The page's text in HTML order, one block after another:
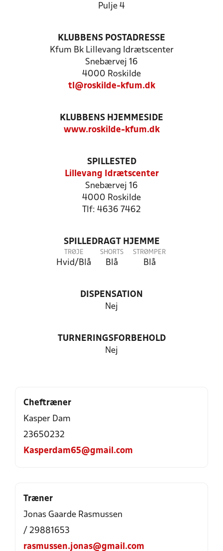
Pulje 4
KLUBBENS POSTADRESSE
Kfum Bk Lillevang Idrætscenter
Snebærvej 16
4000 Roskilde
tl@roskilde-kfum.dk
KLUBBENS HJEMMESIDE
www.roskilde-kfum.dk
SPILLESTED
Lillevang Idrætscenter
Snebærvej 16
4000 Roskilde
Tlf: 4636 7462
SPILLEDRAGT HJEMME
TRØJE
Hvid/Blå
SHORTS
Blå
STRØMPER
Blå
DISPENSATION
Nej
TURNERINGSFORBEHOLD
Nej
Cheftræner
Kasper Dam
23650232
Kasperdam65@gmail.com
Træner
Jonas Gaarde Rasmussen
/ 29881653
rasmussen.jonas@gmail.com